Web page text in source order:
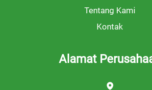
Tentang Kami
Kontak
Alamat